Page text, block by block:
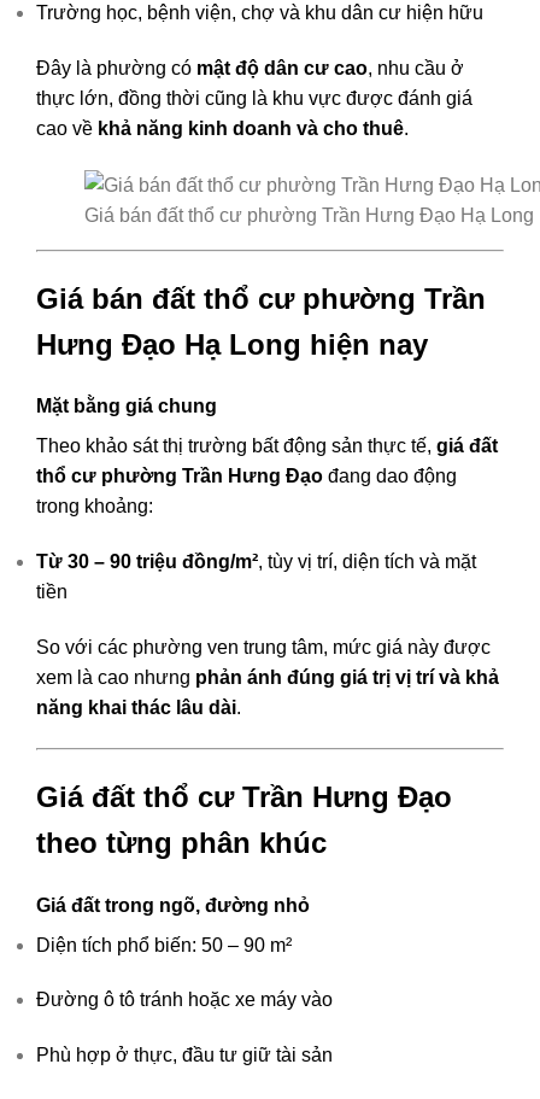
Trường học, bệnh viện, chợ và khu dân cư hiện hữu
Đây là phường có mật độ dân cư cao, nhu cầu ở
thực lớn, đồng thời cũng là khu vực được đánh giá
cao về khả năng kinh doanh và cho thuê.
Giá bán đất thổ cư phường Trần Hưng Đạo Hạ
Giá bán đất thổ cư phường Trần
Hưng Đạo Hạ Long hiện nay
Mặt bằng giá chung
Theo khảo sát thị trường bất động sản thực tế, giá đất
thổ cư phường Trần Hưng Đạo đang dao động
trong khoảng:
Từ 30 – 90 triệu đồng/m², tùy vị trí, diện tích và mặt
tiền
So với các phường ven trung tâm, mức giá này được
xem là cao nhưng phản ánh đúng giá trị vị trí và khả
năng khai thác lâu dài.
Giá đất thổ cư Trần Hưng Đạo
theo từng phân khúc
Giá đất trong ngõ, đường nhỏ
Diện tích phổ biến: 50 – 90 m²
Đường ô tô tránh hoặc xe máy vào
Phù hợp ở thực, đầu tư giữ tài sản